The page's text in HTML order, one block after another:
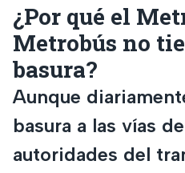
¿Por qué el
Metrobús no
basura?
Aunque
basura a las vías
autoridades del